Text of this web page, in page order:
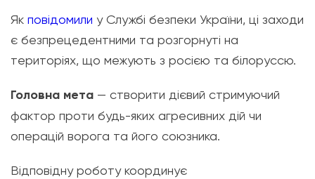
Як повідомили у Службі безпеки України, ці заходи
є безпрецедентними та розгорнуті на
територіях, що межують з росією та білоруссю.
Головна мета — створити дієвий стримуючий
фактор проти будь-яких агресивних дій чи
операцій ворога та його союзника.
Відповідну роботу координує